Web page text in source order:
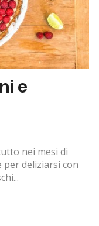
e
nei mesi di
per deliziarsi con